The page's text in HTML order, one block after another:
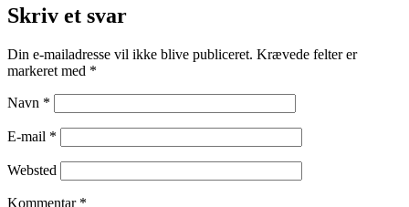
Skriv et svar
Din e-mailadresse vil ikke blive publiceret. Krævede felter er
markeret med *
Navn *
E-mail *
Websted
Kommentar *